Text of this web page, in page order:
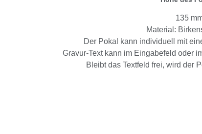
135
Material:
Der Pokal kann individuell mit
Gravur-Text kann im Eingabefeld oder
Bleibt das Textfeld frei, wird der